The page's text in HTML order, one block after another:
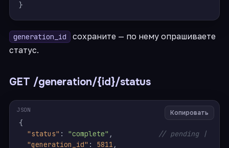
}
generation_id
сохраните — по нему опрашиваете
статус.
GET /generation/{id}/status
{
"status" : "complete" ,
// pending |
"generation_id" : 5811 ,
Копировать
JSON